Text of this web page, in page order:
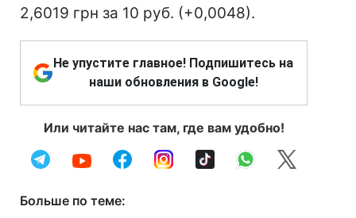
2,6019 грн за 10 руб. (+0,0048).
Не упустите главное! Подпишитесь на
наши обновления в Google!
Или читайте нас там, где вам удобно!
Больше по теме: